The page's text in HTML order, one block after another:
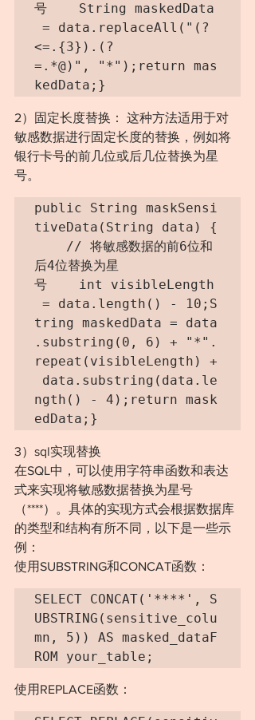
号    String maskedData
= data.replaceAll("(?
<=.{3}).(?
=.*@)", "*");return mas
kedData;}
2）固定长度替换： 这种方法适用于对
敏感数据进行固定长度的替换，例如将
银行卡号的前几位或后几位替换为星
号。
public String maskSensi
tiveData(String data) {
// 将敏感数据的前6位和
后4位替换为星
号    int visibleLength
= data.length() - 10;S
tring maskedData = data
.substring(0, 6) + "*".
repeat(visibleLength) +
data.substring(data.le
ngth() - 4);return mask
edData;}
3）sql实现替换
在SQL中，可以使用字符串函数和表达
式来实现将敏感数据替换为星号
（****）。具体的实现方式会根据数据库
的类型和结构有所不同，以下是一些示
例：
使用SUBSTRING和CONCAT函数：
SELECT CONCAT('****', S
UBSTRING(sensitive_colu
mn, 5)) AS masked_dataF
ROM your_table;
使用REPLACE函数：